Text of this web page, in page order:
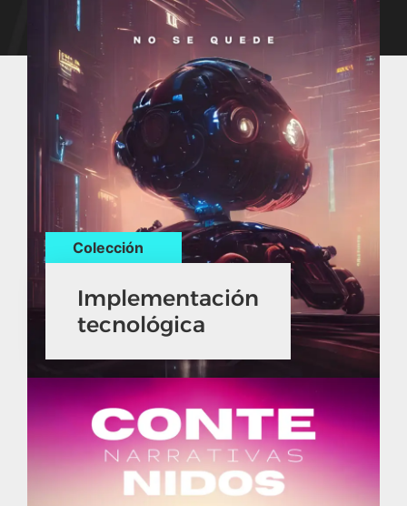
Colección
Implementación
tecnológica